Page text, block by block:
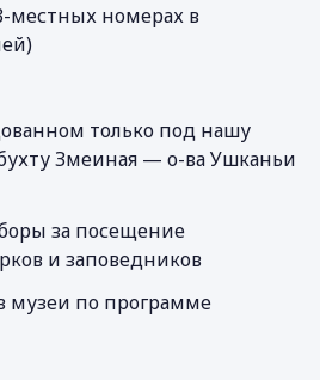
местных номерах в
только под нашу
Змеиная — о-ва Ушканьи
за посещение
и заповедников
музеи по программе